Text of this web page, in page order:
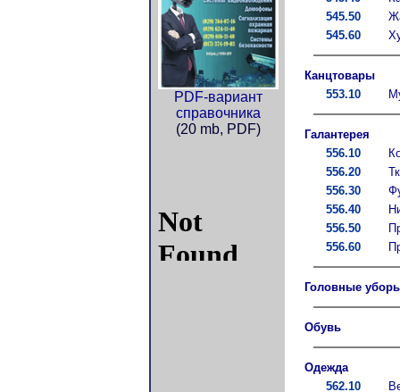
PDF-вариант
справочника
(20 mb, PDF)
545.50
545.60
Канцтовары
553.10
Галантерея
556.10
556.20
556.30
556.40
556.50
556.60
Головные
Обувь
Одежда
562.10